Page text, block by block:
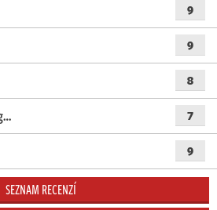
9
9
8
7
9
SEZNAM RECENZÍ